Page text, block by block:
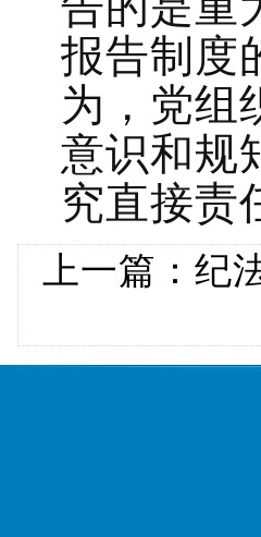
报告制度
为，党组
意识和规
究直接责
上一篇： 纪